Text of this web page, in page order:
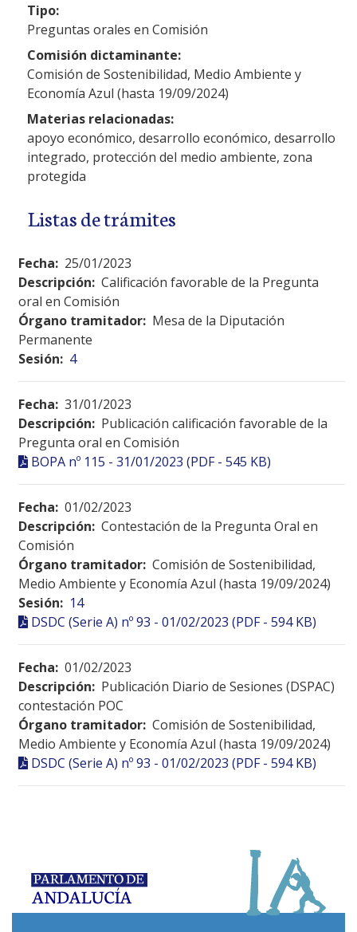
Tipo:
Preguntas orales en Comisión
Comisión dictaminante:
Comisión de Sostenibilidad, Medio Ambiente y
Economía Azul (hasta 19/09/2024)
Materias relacionadas:
apoyo económico, desarrollo económico, desarrollo
integrado, protección del medio ambiente, zona
protegida
Listas de trámites
Fecha: 25/01/2023
Descripción: Calificación favorable de la Pregunta
oral en Comisión
Órgano tramitador: Mesa de la Diputación
Permanente
Sesión: 4
Fecha: 31/01/2023
Descripción: Publicación calificación favorable de la
Pregunta oral en Comisión
BOPA nº 115 - 31/01/2023 (PDF - 545 KB)
Fecha: 01/02/2023
Descripción: Contestación de la Pregunta Oral en
Comisión
Órgano tramitador: Comisión de Sostenibilidad,
Medio Ambiente y Economía Azul (hasta 19/09/2024)
Sesión: 14
DSDC (Serie A) nº 93 - 01/02/2023 (PDF - 594 KB)
Fecha: 01/02/2023
Descripción: Publicación Diario de Sesiones (DSPAC)
contestación POC
Órgano tramitador: Comisión de Sostenibilidad,
Medio Ambiente y Economía Azul (hasta 19/09/2024)
DSDC (Serie A) nº 93 - 01/02/2023 (PDF - 594 KB)